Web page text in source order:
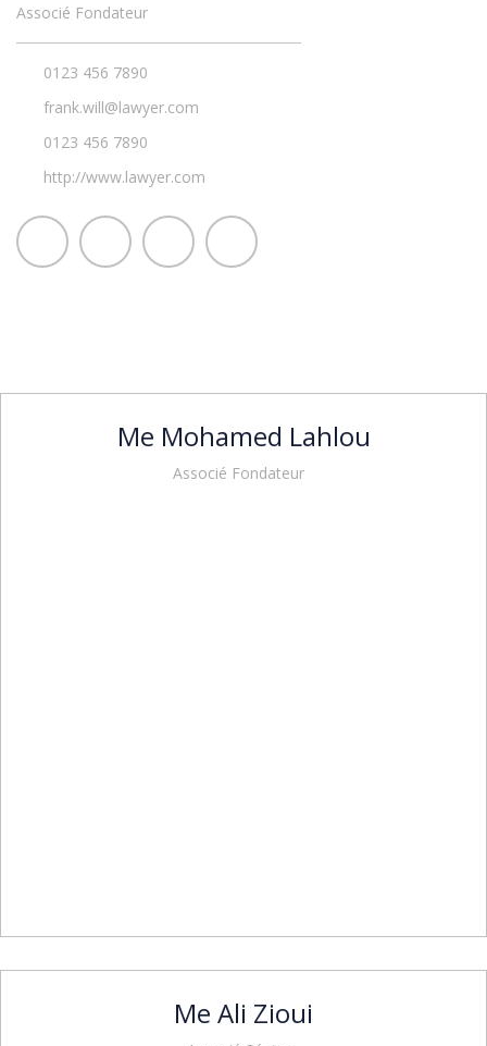
Associé Fondateur
0123 456 7890
frank.will@lawyer.com
0123 456 7890
http://www.lawyer.com
Me Mohamed Lahlou
Associé Fondateur
Me Ali Zioui